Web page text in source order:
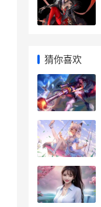
猜你喜欢